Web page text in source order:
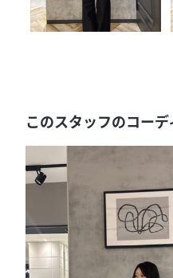
このスタッフのコーデ